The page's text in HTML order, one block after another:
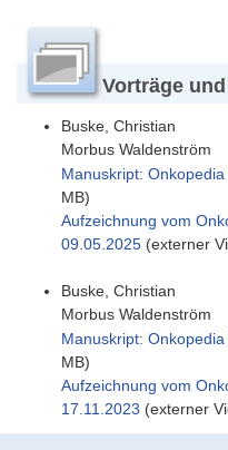
Vorträge
Buske, Christian
Morbus Waldenström
Manuskript:
MB)
Aufzeichnung vom
09.05.2025 (externer
Buske, Christian
Morbus Waldenström
Manuskript:
MB)
Aufzeichnung vom
17.11.2023 (externer